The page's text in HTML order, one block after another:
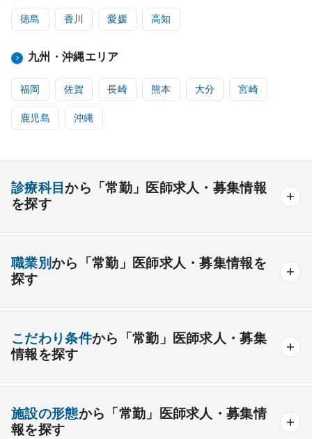
徳島 香川 愛媛 高知
九州・沖縄エリア
福岡 佐賀 長崎 熊本 大分 宮崎
鹿児島 沖縄
診療科目から「常勤」医師求人・募集情報
を探す
内科系
一般内科 呼吸器内科 消化器内科 循環器内科
老人内科 リウマチ内科 総合診療科
消化器外科
職業別から「常勤」医師求人・募集情報を
探す
こだわり条件から「常勤」医師求人・募集
情報を探す
開業支援あり
施設の形態から「常勤」医師求人・募集情
報を探す